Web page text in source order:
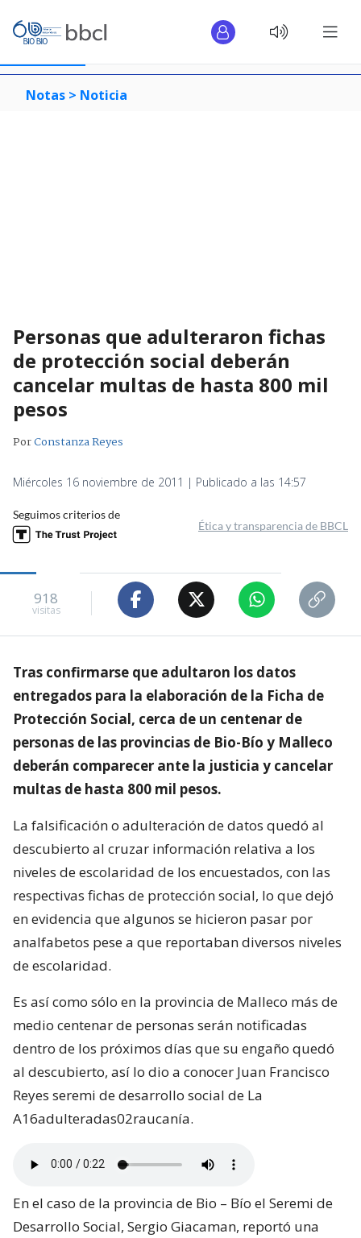
Notas > Noticia
Personas que adulteraron fichas
de protección social deberán
cancelar multas de hasta 800 mil
pesos
PorConstanza Reyes
Miércoles 16 noviembre de 2011 | Publicado a las 14:57
Seguimos criterios de
Ética y transparencia de BBCL
918
visitas
Tras confirmarse que adultaron los datos
entregados para la elaboración de la Ficha de
Protección Social, cerca de un centenar de
personas de las provincias de Bio-Bío y Malleco
deberán comparecer ante la justicia y cancelar
multas de hasta 800 mil pesos.
La falsificación o adulteración de datos quedó al
descubierto al cruzar información relativa a los
niveles de escolaridad de los encuestados, con las
respectivas fichas de protección social, lo que dejó
en evidencia que algunos se hicieron pasar por
analfabetos pese a que reportaban diversos niveles
de escolaridad.
Es así como sólo en la provincia de Malleco más de
medio centenar de personas serán notificadas
dentro de los próximos días que su engaño quedó
al descubierto, así lo dio a conocer Juan Francisco
Reyes seremi de desarrollo social de La
A16adulteradas02raucanía.
En el caso de la provincia de Bio – Bío el Seremi de
Desarrollo Social, Sergio Giacaman, reportó una